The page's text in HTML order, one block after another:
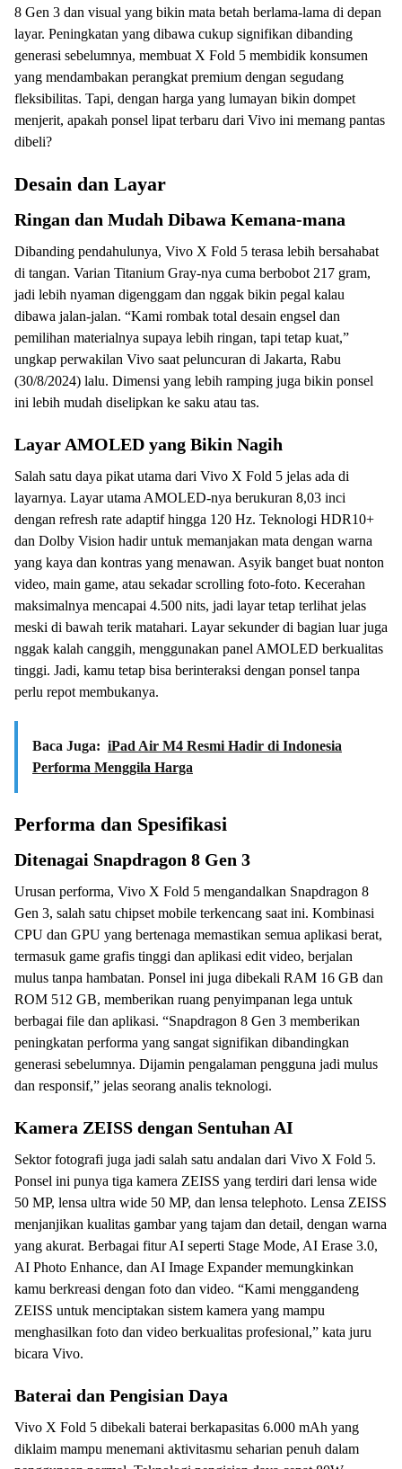
8 Gen 3 dan visual yang bikin mata betah berlama-lama di depan
layar. Peningkatan yang dibawa cukup signifikan dibanding
generasi sebelumnya, membuat X Fold 5 membidik konsumen
yang mendambakan perangkat premium dengan segudang
fleksibilitas. Tapi, dengan harga yang lumayan bikin dompet
menjerit, apakah ponsel lipat terbaru dari Vivo ini memang pantas
dibeli?
Desain dan Layar
Ringan dan Mudah Dibawa Kemana-mana
Dibanding pendahulunya, Vivo X Fold 5 terasa lebih bersahabat
di tangan. Varian Titanium Gray-nya cuma berbobot 217 gram,
jadi lebih nyaman digenggam dan nggak bikin pegal kalau
dibawa jalan-jalan. “Kami rombak total desain engsel dan
pemilihan materialnya supaya lebih ringan, tapi tetap kuat,”
ungkap perwakilan Vivo saat peluncuran di Jakarta, Rabu
(30/8/2024) lalu. Dimensi yang lebih ramping juga bikin ponsel
ini lebih mudah diselipkan ke saku atau tas.
Layar AMOLED yang Bikin Nagih
Salah satu daya pikat utama dari Vivo X Fold 5 jelas ada di
layarnya. Layar utama AMOLED-nya berukuran 8,03 inci
dengan refresh rate adaptif hingga 120 Hz. Teknologi HDR10+
dan Dolby Vision hadir untuk memanjakan mata dengan warna
yang kaya dan kontras yang menawan. Asyik banget buat nonton
video, main game, atau sekadar scrolling foto-foto. Kecerahan
maksimalnya mencapai 4.500 nits, jadi layar tetap terlihat jelas
meski di bawah terik matahari. Layar sekunder di bagian luar juga
nggak kalah canggih, menggunakan panel AMOLED berkualitas
tinggi. Jadi, kamu tetap bisa berinteraksi dengan ponsel tanpa
perlu repot membukanya.
Baca Juga: iPad Air M4 Resmi Hadir di Indonesia
Performa Menggila Harga
Performa dan Spesifikasi
Ditenagai Snapdragon 8 Gen 3
Urusan performa, Vivo X Fold 5 mengandalkan Snapdragon 8
Gen 3, salah satu chipset mobile terkencang saat ini. Kombinasi
CPU dan GPU yang bertenaga memastikan semua aplikasi berat,
termasuk game grafis tinggi dan aplikasi edit video, berjalan
mulus tanpa hambatan. Ponsel ini juga dibekali RAM 16 GB dan
ROM 512 GB, memberikan ruang penyimpanan lega untuk
berbagai file dan aplikasi. “Snapdragon 8 Gen 3 memberikan
peningkatan performa yang sangat signifikan dibandingkan
generasi sebelumnya. Dijamin pengalaman pengguna jadi mulus
dan responsif,” jelas seorang analis teknologi.
Kamera ZEISS dengan Sentuhan AI
Sektor fotografi juga jadi salah satu andalan dari Vivo X Fold 5.
Ponsel ini punya tiga kamera ZEISS yang terdiri dari lensa wide
50 MP, lensa ultra wide 50 MP, dan lensa telephoto. Lensa ZEISS
menjanjikan kualitas gambar yang tajam dan detail, dengan warna
yang akurat. Berbagai fitur AI seperti Stage Mode, AI Erase 3.0,
AI Photo Enhance, dan AI Image Expander memungkinkan
kamu berkreasi dengan foto dan video. “Kami menggandeng
ZEISS untuk menciptakan sistem kamera yang mampu
menghasilkan foto dan video berkualitas profesional,” kata juru
bicara Vivo.
Baterai dan Pengisian Daya
Vivo X Fold 5 dibekali baterai berkapasitas 6.000 mAh yang
diklaim mampu menemani aktivitasmu seharian penuh dalam